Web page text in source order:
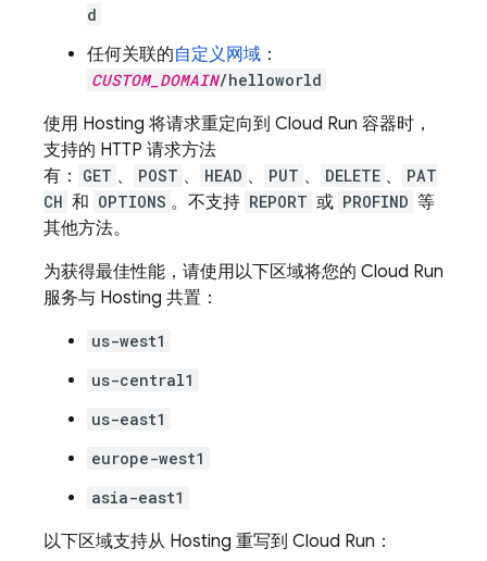
d
任何关联的自定义网域 ：
CUSTOM_DOMAIN/helloworld
使用 Hosting 将请求重定向到 Cloud Run 容器时，
支持的 HTTP 请求方法
有：
GET 、 POST 、 HEAD 、 PUT 、 DELETE 、
PAT
CH 和 OPTIONS 。不支持 REPORT 或 PROFIND 等
其他方法。
为获得最佳性能，请使用以下区域将您的 Cloud Run
服务与 Hosting 共置：
us-west1
us-central1
us-east1
europe-west1
asia-east1
以下区域支持从 Hosting 重写到 Cloud Run ：